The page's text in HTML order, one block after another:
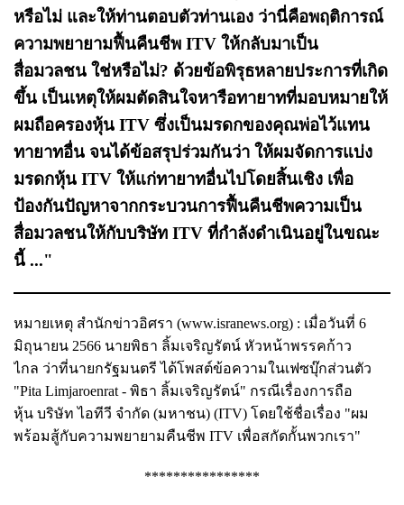
หรือไม่ และให้ท่านตอบตัวท่านเอง ว่านี่คือพฤติการณ์
ความพยายามฟื้นคืนชีพ ITV ให้กลับมาเป็น
สื่อมวลชน ใช่หรือไม่? ด้วยข้อพิรุธหลายประการที่เกิด
ขึ้น เป็นเหตุให้ผมตัดสินใจหารือทายาทที่มอบหมายให้
ผมถือครองหุ้น ITV ซึ่งเป็นมรดกของคุณพ่อไว้แทน
ทายาทอื่น จนได้ข้อสรุปร่วมกันว่า ให้ผมจัดการแบ่ง
มรดกหุ้น ITV ให้แก่ทายาทอื่นไปโดยสิ้นเชิง เพื่อ
ป้องกันปัญหาจากกระบวนการฟื้นคืนชีพความเป็น
สื่อมวลชนให้กับบริษัท ITV ที่กำลังดำเนินอยู่ในขณะ
นี้ ..."
หมายเหตุ สำนักข่าวอิศรา (www.isranews.org) : เมื่อวันที่ 6
มิถุนายน 2566 นายพิธา ลิ้มเจริญรัตน์ หัวหน้าพรรคก้าว
ไกล ว่าที่นายกรัฐมนตรี ได้โพสต์ข้อความในเฟซบุ๊กส่วนตัว
"Pita Limjaroenrat - พิธา ลิ้มเจริญรัตน์" กรณีเรื่องการถือ
หุ้น บริษัท ไอทีวี จำกัด (มหาชน) (ITV) โดยใช้ชื่อเรื่อง "ผม
พร้อมสู้กับความพยายามคืนชีพ ITV เพื่อสกัดกั้นพวกเรา"
****************